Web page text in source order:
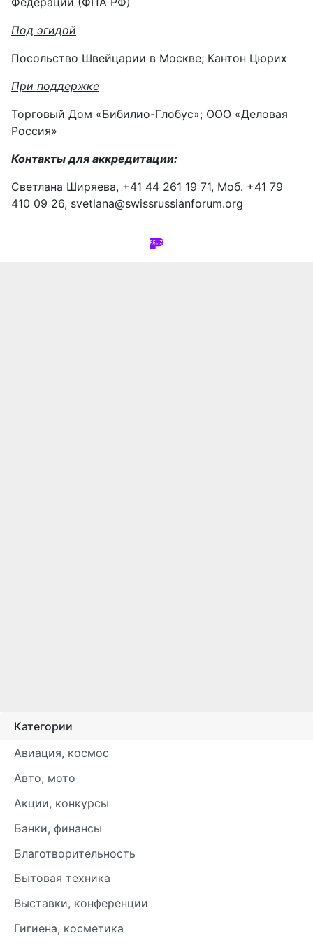
Под эгидой
Посольство Швейцарии в Москве; Кантон Цюрих
При поддержке
Торговый Дом «Бибилио-Глобус»; ООО «Деловая
Россия»
Контакты для аккредитации:
Светлана Ширяева, +41 44 261 19 71, Моб. +41 79
410 09 26, svetlana@swissrussianforum.org
Категории
Авиация, космос
Авто, мото
Акции, конкурсы
Банки, финансы
Благотворительность
Бытовая техника
Выставки, конференции
Гигиена, косметика